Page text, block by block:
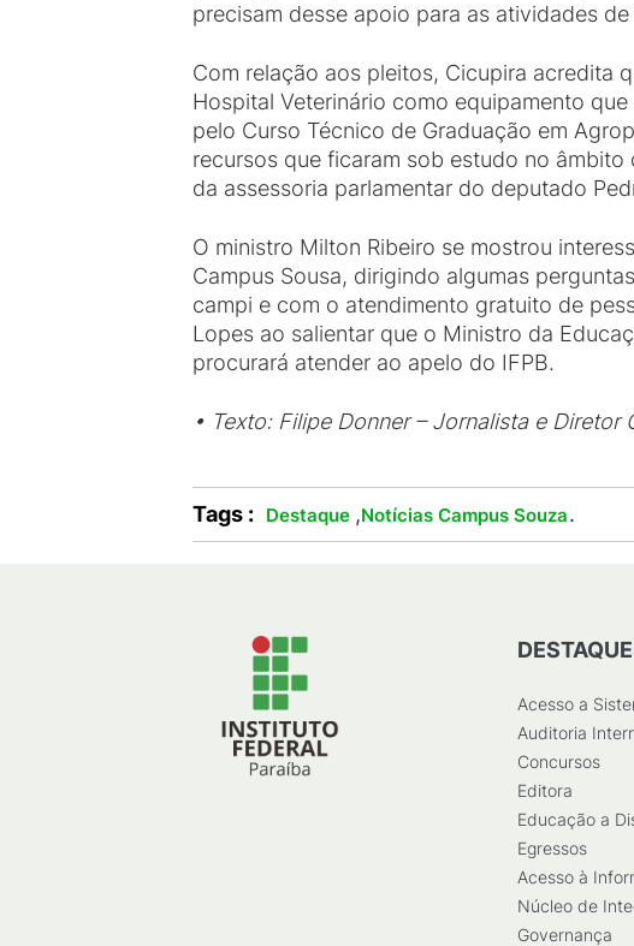
precisam desse apoio para as atividades
Com relação aos pleitos, Cicupira acredita
Hospital Veterinário como equipamento
pelo Curso Técnico de Graduação em
recursos que ficaram sob estudo no
da assessoria parlamentar do deputado
O ministro Milton Ribeiro se mostrou
Campus Sousa, dirigindo algumas
campi e com o atendimento gratuito de
Lopes ao salientar que o Ministro da
procurará atender ao apelo do IFPB.
• Texto: Filipe Donner – Jornalista e
Tags : Destaque ,Notícias Campus Souza.
Acesso a
Auditoria
Concursos
Editora
Educação a
Egressos
Acesso à
Núcleo de
Governança